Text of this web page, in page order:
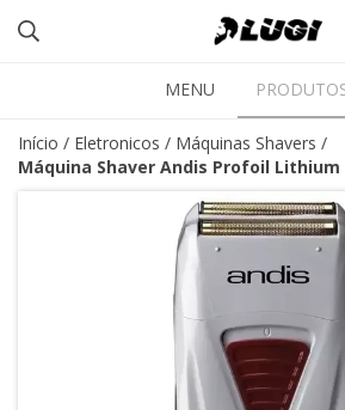
MENU
Início / Eletronicos / Máquinas Shavers /
Máquina Shaver Andis Profoil Lithium